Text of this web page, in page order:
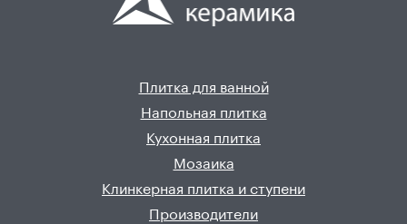
Плитка для ванной
Напольная плитка
Кухонная плитка
Мозаика
Клинкерная плитка и ступени
Производители